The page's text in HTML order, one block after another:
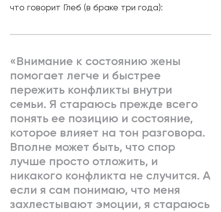
что говорит Глеб (в браке три года):
«Внимание к состоянию жены
помогает легче и быстрее
пережить конфликты внутри
семьи. Я стараюсь прежде всего
понять ее позицию и состояние,
которое влияет на тон разговора.
Вполне может быть, что спор
лучше просто отложить, и
никакого конфликта не случится. А
если я сам понимаю, что меня
захлестывают эмоции, я стараюсь